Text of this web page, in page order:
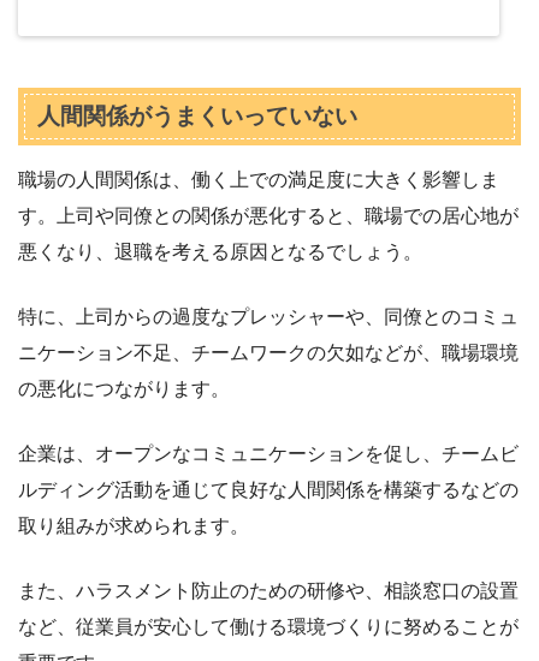
人間関係がうまくいっていない
職場の人間関係は、働く上での満足度に大きく影響しま
す。上司や同僚との関係が悪化すると、職場での居心地が
悪くなり、退職を考える原因となるでしょう。
特に、上司からの過度なプレッシャーや、同僚とのコミュ
ニケーション不足、チームワークの欠如などが、職場環境
の悪化につながります。
企業は、オープンなコミュニケーションを促し、チームビ
ルディング活動を通じて良好な人間関係を構築するなどの
取り組みが求められます。
また、ハラスメント防止のための研修や、相談窓口の設置
など、従業員が安心して働ける環境づくりに努めることが